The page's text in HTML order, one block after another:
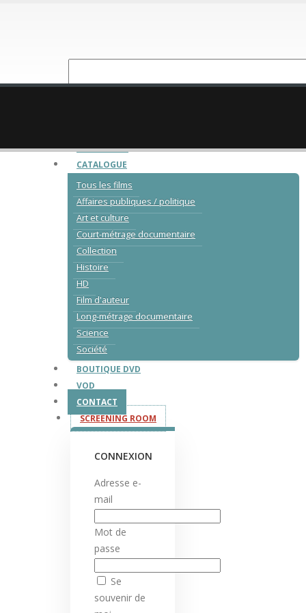
NOUVEAUTÉ
CATALOGUE
Tous les films
Affaires publiques / politique
Art et culture
Court-métrage documentaire
Collection
Histoire
HD
Film d'auteur
Long-métrage documentaire
Science
Société
BOUTIQUE DVD
VOD
CONTACT
SCREENING ROOM
CONNEXION
Adresse e-
mail
Mot de
passe
Se
souvenir de